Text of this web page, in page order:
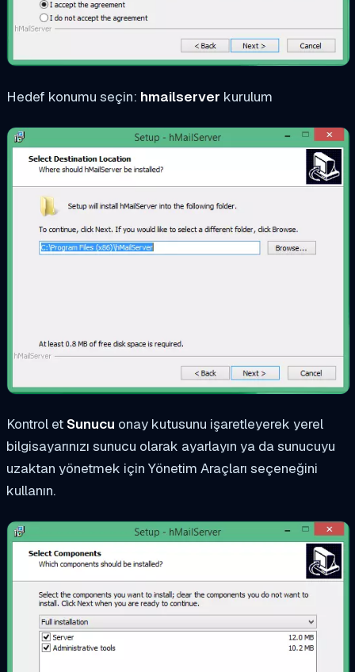
Hedef konumu seçin: hmailserver kurulum
Kontrol etSunucu onay kutusunu işaretleyerek yerel
bilgisayarınızı sunucu olarak ayarlayın ya da sunucuyu
uzaktan yönetmek için Yönetim Araçları seçeneğini
kullanın.